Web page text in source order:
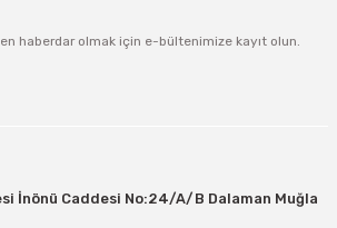
haberdar olmak için e-bültenimize kayıt olun.
İnönü Caddesi No:24/A/B Dalaman Muğla